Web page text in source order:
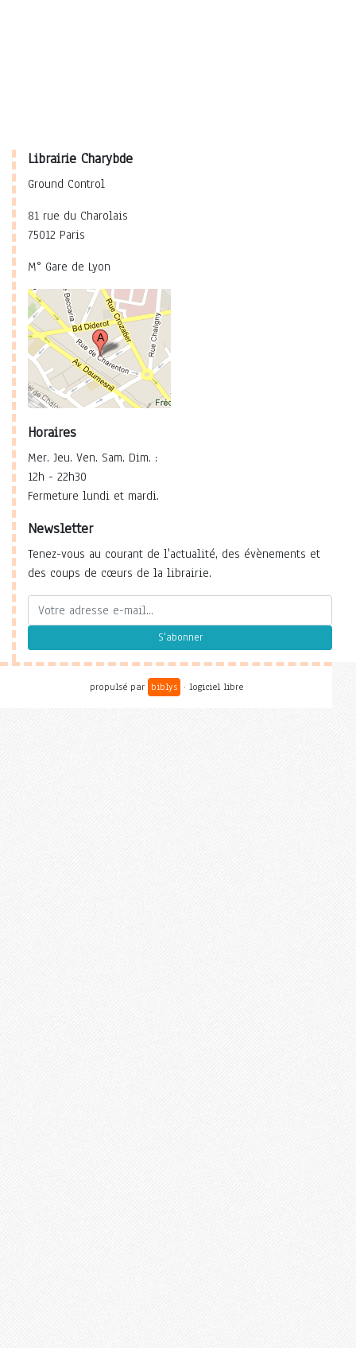
Librairie Charybde
Ground Control
81 rue du Charolais
75012 Paris
M° Gare de Lyon
Horaires
Mer. Jeu. Ven. Sam. Dim. :
12h - 22h30
Fermeture lundi et mardi.
Newsletter
Tenez-vous au courant de l'actualité, des évènements et
des coups de cœurs de la librairie.
S'abonner
propulsé par biblys · logiciel libre